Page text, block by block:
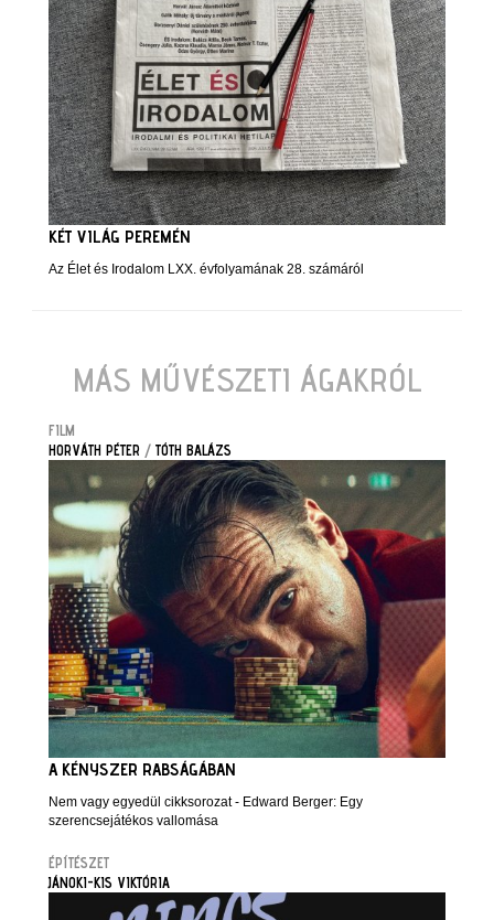
KÉT VILÁG PEREMÉN
Az Élet és Irodalom LXX. évfolyamának 28. számáról
MÁS MŰVÉSZETI ÁGAKRÓL
FILM
HORVÁTH PÉTER / TÓTH BALÁZS
A KÉNYSZER RABSÁGÁBAN
Nem vagy egyedül cikksorozat - Edward Berger: Egy
szerencsejátékos vallomása
ÉPÍTÉSZET
JÁNOKI-KIS VIKTÓRIA